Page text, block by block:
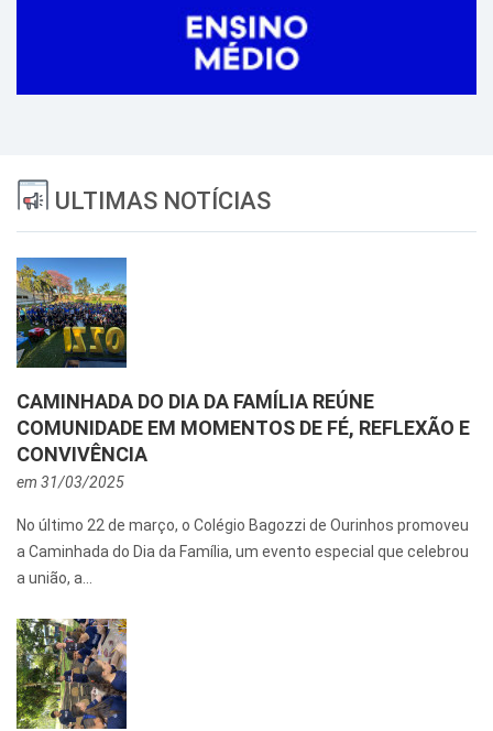
ULTIMAS NOTÍCIAS
CAMINHADA DO DIA DA FAMÍLIA REÚNE
COMUNIDADE EM MOMENTOS DE FÉ, REFLEXÃO E
CONVIVÊNCIA
em 31/03/2025
No último 22 de março, o Colégio Bagozzi de Ourinhos promoveu
a Caminhada do Dia da Família, um evento especial que celebrou
a união, a...